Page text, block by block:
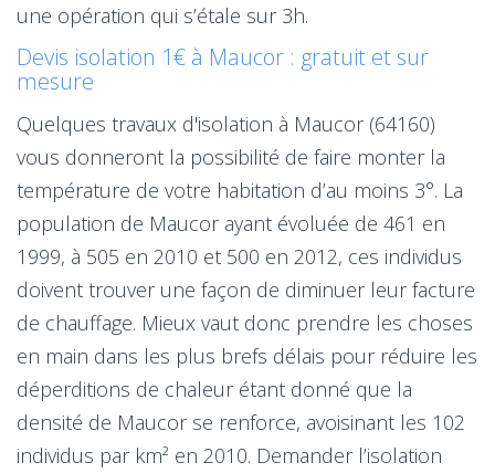
une opération qui s’étale sur 3h.
Devis isolation 1€ à Maucor : gratuit et sur
mesure
Quelques travaux d'isolation à Maucor (64160)
vous donneront la possibilité de faire monter la
température de votre habitation d’au moins 3°. La
population de Maucor ayant évoluée de 461 en
1999, à 505 en 2010 et 500 en 2012, ces individus
doivent trouver une façon de diminuer leur facture
de chauffage. Mieux vaut donc prendre les choses
en main dans les plus brefs délais pour réduire les
déperditions de chaleur étant donné que la
densité de Maucor se renforce, avoisinant les 102
individus par km² en 2010. Demander l’isolation